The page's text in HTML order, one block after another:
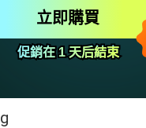
促銷在 1 天后結束
促銷在 1 天后結束
立即購買